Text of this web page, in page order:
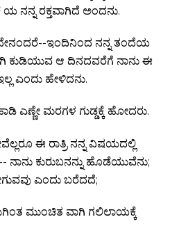
ನನ್ನ ರಕ್ತವಾಗಿದೆ ಅಂದನು.
ಇಂದಿನಿಂದ ನನ್ನ ತಂದೆಯ
ಕುಡಿಯುವ ಆ ದಿನದವರೆಗೆ ನಾನು ಈ
ಎಂದು ಹೇಳಿದನು.
ಎಣ್ಣೇ ಮರಗಳ ಗುಡ್ಡಕ್ಕೆ ಹೋದರು.
ಈ ರಾತ್ರಿ ನನ್ನ ವಿಷಯದಲ್ಲಿ
ಕುರುಬನನ್ನು ಹೊಡೆಯುವೆನು;
ಎಂದು ಬರೆದದೆ;
ಮುಂಚಿತ ವಾಗಿ ಗಲಿಲಾಯಕ್ಕೆ